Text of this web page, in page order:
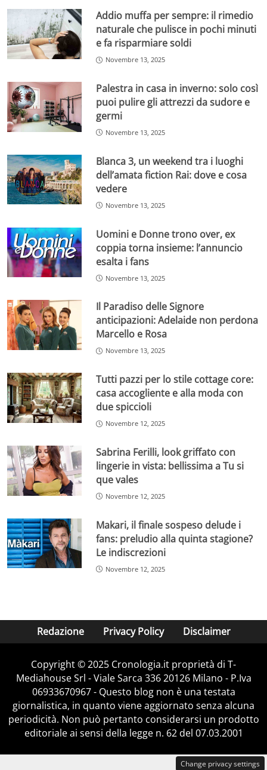
Addio muffa per sempre: il rimedio
naturale che pulisce in pochi minuti
e fa risparmiare soldi
Novembre 13, 2025
Palestra in casa in inverno: solo così
puoi pulire gli attrezzi da sudore e
germi
Novembre 13, 2025
Blanca 3, un weekend tra i luoghi
dell’amata fiction Rai: dove e cosa
vedere
Novembre 13, 2025
Uomini e Donne trono over, ex
coppia torna insieme: l’annuncio
esalta i fans
Novembre 13, 2025
Il Paradiso delle Signore
anticipazioni: Adelaide non perdona
Marcello e Rosa
Novembre 13, 2025
Tutti pazzi per lo stile cottage core:
casa accogliente e alla moda con
due spiccioli
Novembre 12, 2025
Sabrina Ferilli, look griffato con
lingerie in vista: bellissima a Tu si
que vales
Novembre 12, 2025
Makari, il finale sospeso delude i
fans: preludio alla quinta stagione?
Le indiscrezioni
Novembre 12, 2025
Redazione Privacy Policy Disclaimer
Copyright © 2025 Cronologia.it proprietà di T-
Mediahouse Srl - Viale Sarca 336 20126 Milano - P.Iva
06933670967 - Questo blog non è una testata
giornalistica, in quanto viene aggiornato senza alcuna
periodicità. Non può pertanto considerarsi un prodotto
editoriale ai sensi della legge n. 62 del 07.03.2001
Change privacy settings